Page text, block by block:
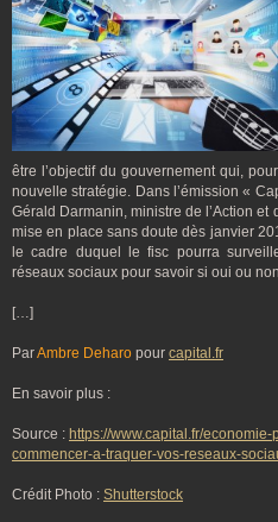
être l’objectif du gouvernement qui,
nouvelle stratégie. Dans l’émission «
Gérald Darmanin, ministre de l’Action
mise en place sans doute dès janvier
le cadre duquel le fisc pourra
réseaux sociaux pour savoir si oui ou
[…]
ParAmbre Deharo pour capital.fr
En savoir plus :
Source : https://www.capital.fr/
commencer-a-traquer-vos-reseaux-
Crédit Photo : Shutterstock